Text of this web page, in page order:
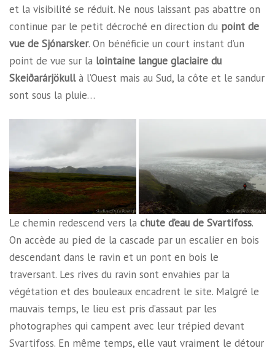
et la visibilité se réduit. Ne nous laissant pas abattre on
continue par le petit décroché en direction du point de
vue de Sjónarsker. On bénéficie un court instant d’un
point de vue sur la lointaine langue glaciaire du
Skeiðarárjökullà l’Ouest mais au Sud, la côte et le sandur
sont sous la pluie…
Le chemin redescend vers la chute d’eau de Svartifoss.
On accède au pied de la cascade par un escalier en bois
descendant dans le ravin et un pont en bois le
traversant. Les rives du ravin sont envahies par la
végétation et des bouleaux encadrent le site. Malgré le
mauvais temps, le lieu est pris d’assaut par les
photographes qui campent avec leur trépied devant
Svartifoss. En même temps, elle vaut vraiment le détour